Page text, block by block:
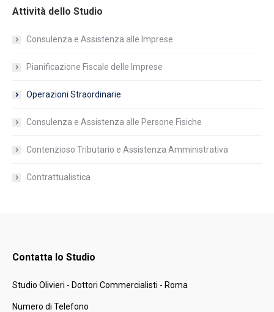
Attività dello Studio
Consulenza e Assistenza alle Imprese
Pianificazione Fiscale delle Imprese
Operazioni Straordinarie
Consulenza e Assistenza alle Persone Fisiche
Contenzioso Tributario e Assistenza Amministrativa
Contrattualistica
Contatta lo Studio
Studio Olivieri - Dottori Commercialisti - Roma
Numero di Telefono